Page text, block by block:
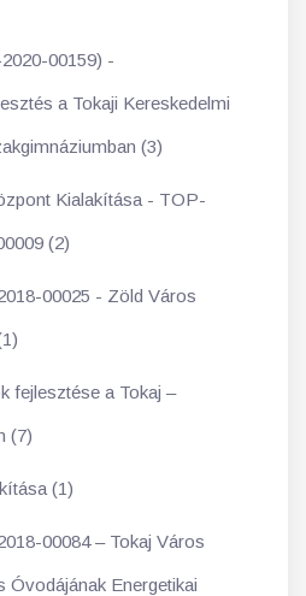
00159) -
a Tokaji Kereskedelmi
(3)
Kialakítása - TOP-
(2)
00025 - Zöld Város
fejlesztése a Tokaj –
(7)
(1)
00084 – Tokaj Város
Óvodájának Energetikai